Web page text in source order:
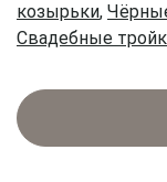
козырьки,
Свадебные